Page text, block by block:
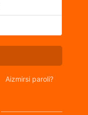
Aizmirsi paroli?